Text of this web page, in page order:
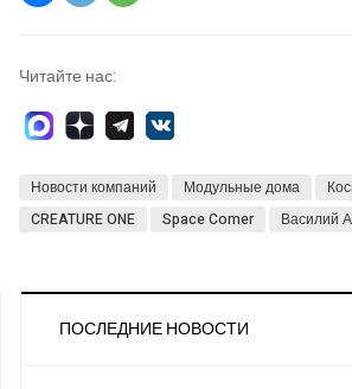
Читайте нас:
Новости компаний Модульные дома
CREATURE ONE
Space Comer Василий
ПОСЛЕДНИЕ НОВОСТИ